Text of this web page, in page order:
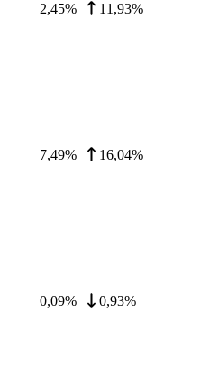
2,45% 11,93%
7,49% 16,04%
0,09% 0,93%